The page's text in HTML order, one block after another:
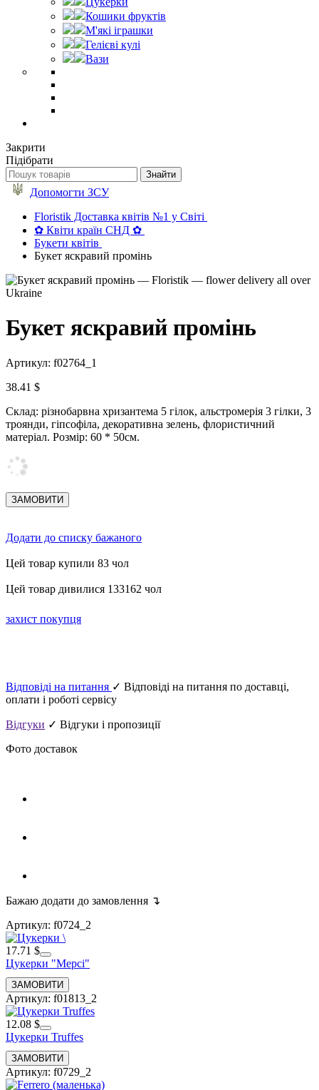
Кошики фруктів
М'які іграшки
Гелієві кулі
Вази
Закрити
Підібрати
Допомогти ЗСУ
Floristik Доставка квітів №1 у Світі
✿ Квіти країн СНД ✿
Букети квітів
Букет яскравий промінь
Букет яскравий промінь
Артикул: f02764_1
38.41 $
Склад: різнобарвна хризантема 5 гілок, альстромерія 3 гілки, 3
троянди, гіпсофіла, декоративна зелень, флористичний
матеріал. Розмір: 60 * 50см.
Додати до списку бажаного
Цей товар купили 83 чол
Цей товар дивилися 133162 чол
захист покупця
Відповіді на питання ✓ Відповіді на питання по доставці,
оплати і роботі сервісу
Відгуки ✓ Відгуки і пропозиції
Фото доставок
Бажаю додати до замовлення ↴
Артикул: f0724_2
17.71 $
Цукерки "Мерсі"
Артикул: f01813_2
12.08 $
Цукерки Truffes
Артикул: f0729_2